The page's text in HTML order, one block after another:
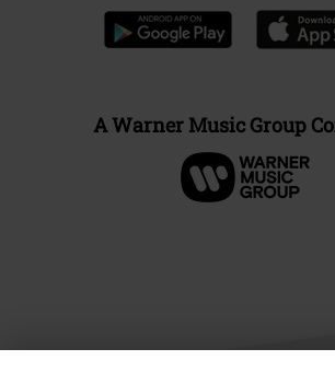
A Warner Music Group